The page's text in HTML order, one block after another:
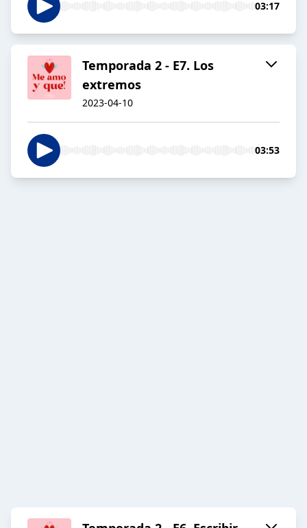
03:17
Temporada 2 - E7. Los
extremos
2023-04-10
03:53